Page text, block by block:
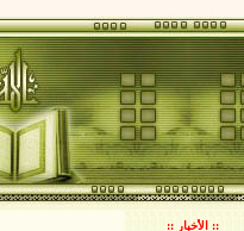
:: الأخبار ::